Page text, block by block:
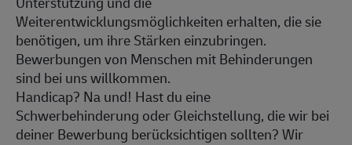
Weiterentwicklungsmöglichkeiten erhalten, die sie
benötigen, um ihre Stärken einzubringen.
Bewerbungen von Menschen mit Behinderungen
sind bei uns willkommen.
Handicap? Na und! Hast du eine
Schwerbehinderung oder Gleichstellung, die wir bei
deiner Bewerbung berücksichtigen sollten? Wir